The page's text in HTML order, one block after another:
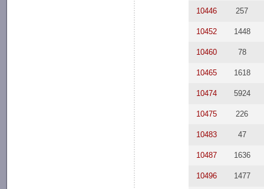
10446 257
10452 1448
10460 78
10465 1618
10474 5924
10475 226
10483 47
10487 1636
10496 1477